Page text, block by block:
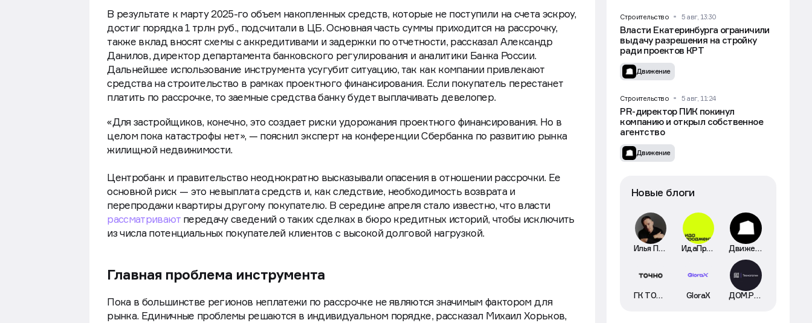
В результате к марту 2025-го объем накопленных средств, которые не поступили на счета эскроу,
достиг порядка 1 трлн руб., подсчитали в ЦБ. Основная часть суммы приходится на рассрочку,
также вклад вносят схемы с аккредитивами и задержки по отчетности, рассказал Александр
Данилов, директор департамента банковского регулирования и аналитики Банка России.
Дальнейшее использование инструмента усугубит ситуацию, так как компании привлекают
средства на строительство в рамках проектного финансирования. Если покупатель перестанет
платить по рассрочке, то заемные средства банку будет выплачивать девелопер.
«Для застройщиков, конечно, это создает риски удорожания проектного финансирования. Но в
целом пока катастрофы нет», — пояснил эксперт на конференции Сбербанка по развитию рынка
жилищной недвижимости.
Центробанк и правительство неоднократно высказывали опасения в отношении рассрочки. Ее
основной риск — это невыплата средств и, как следствие, необходимость возврата и
перепродажи квартиры другому покупателю. В середине апреля стало известно, что власти
рассматриваютпередачу сведений о таких сделках в бюро кредитных историй, чтобы исключить
из числа потенциальных покупателей клиентов с высокой долговой нагрузкой.
Главная проблема инструмента
Пока в большинстве регионов неплатежи по рассрочке не являются значимым фактором для
рынка. Единичные проблемы решаются в индивидуальном порядке, рассказал Михаил Хорьков,
Строительство 5 авг, 13:30
Власти Екатеринбурга ограничили
выдачу разрешения на стройку
ради проектов КРТ
Движение
Строительство 5 авг, 11:24
PR-директор ПИК покинул
компанию и открыл собственное
агентство
Движение
Новые блоги
Илья Пискулин ИдаПроджект Движение
ГК ТОЧНО GloraX ДОМ.РФ Технологии